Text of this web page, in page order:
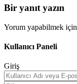
Bir yanıt yazın
Yorum yapabilmek için
Kullanıcı Paneli
Giriş